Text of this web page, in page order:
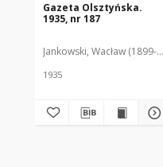
Gazeta Olsztyńska.
1935, nr 187
Jankowski, Wacław (1899-
1935